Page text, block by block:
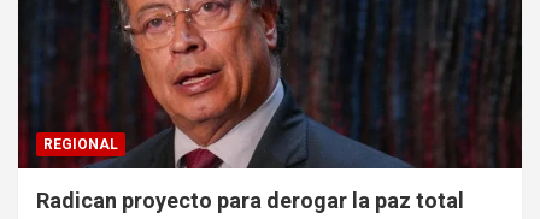
REGIONAL
Radican proyecto para derogar la paz total